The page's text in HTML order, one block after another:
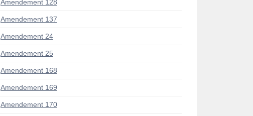
Amendement 128
Amendement 137
Amendement 24
Amendement 25
Amendement 168
Amendement 169
Amendement 170